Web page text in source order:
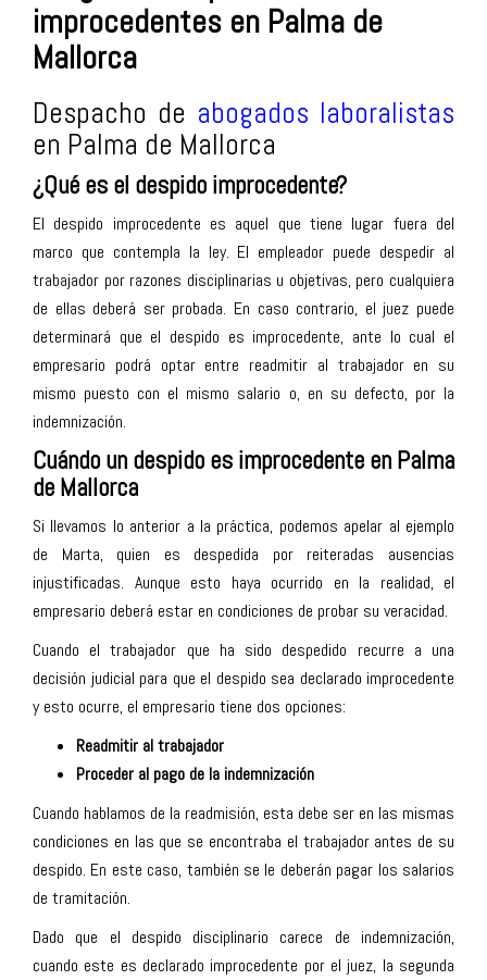
improcedentes en Palma de
Mallorca
Despacho de abogados laboralistas
en Palma de Mallorca
¿Qué es el despido improcedente?
El despido improcedente es aquel que tiene lugar fuera del
marco que contempla la ley. El empleador puede despedir al
trabajador por razones disciplinarias u objetivas, pero cualquiera
de ellas deberá ser probada. En caso contrario, el juez puede
determinará que el despido es improcedente, ante lo cual el
empresario podrá optar entre readmitir al trabajador en su
mismo puesto con el mismo salario o, en su defecto, por la
indemnización.
Cuándo un despido es improcedente en Palma
de Mallorca
Si llevamos lo anterior a la práctica, podemos apelar al ejemplo
de Marta, quien es despedida por reiteradas ausencias
injustificadas. Aunque esto haya ocurrido en la realidad, el
empresario deberá estar en condiciones de probar su veracidad.
Cuando el trabajador que ha sido despedido recurre a una
decisión judicial para que el despido sea declarado improcedente
y esto ocurre, el empresario tiene dos opciones:
Readmitir al trabajador
Proceder al pago de la indemnización
Cuando hablamos de la readmisión, esta debe ser en las mismas
condiciones en las que se encontraba el trabajador antes de su
despido. En este caso, también se le deberán pagar los salarios
de tramitación.
Dado que el despido disciplinario carece de indemnización,
cuando este es declarado improcedente por el juez, la segunda